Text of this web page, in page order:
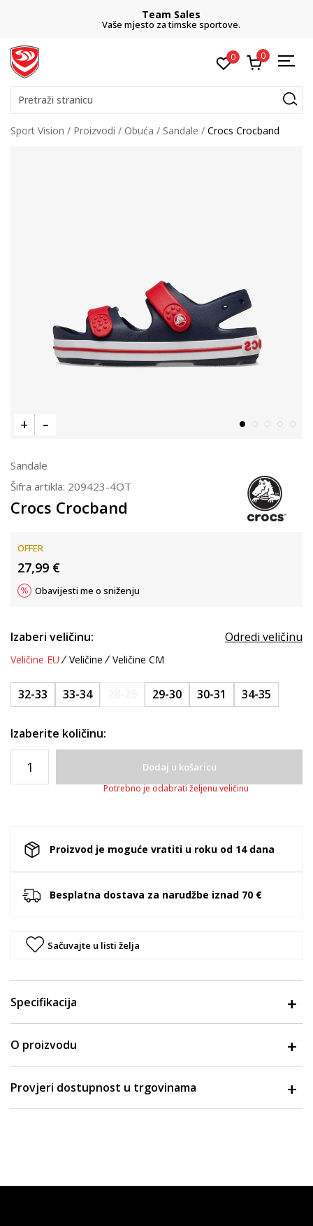
Team Sales
Vaše mjesto za timske sportove.
0 0
Pretraži stranicu
Sport Vision Proizvodi Obuća Sandale Crocs Crocband
Sandale
Šifra artikla: 209423-4OT
Crocs Crocband
OFFER
27,99 €
Obavijesti me o sniženju
Izaberi veličinu: Odredi veličinu
Veličine EU Veličine Veličine CM
32-33 33-34 29-30 30-31 34-35
Izaberite količinu:
Dodaj u košaricu
Potrebno je odabrati željenu veličinu
Proizvod je moguće vratiti u roku od 14 dana
Besplatna dostava za narudžbe iznad 70 €
Sačuvajte u listi želja
Specifikacija
O proizvodu
Provjeri dostupnost u trgovinama